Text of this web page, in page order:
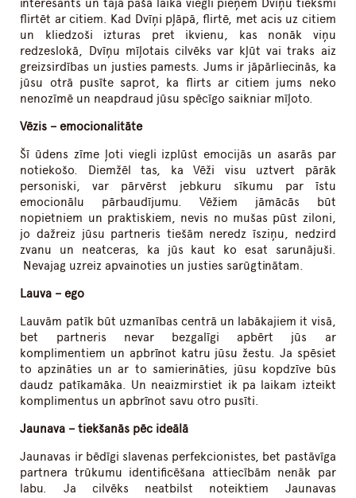
interesants un tajā pašā laikā viegli pieņem Dvīņu tieksmi
flirtēt ar citiem. Kad Dvīņi pļāpā, flirtē, met acis uz citiem
un kliedzoši izturas pret ikvienu, kas nonāk viņu
redzeslokā, Dvīņu mīļotais cilvēks var kļūt vai traks aiz
greizsirdības un justies pamests. Jums ir jāpārliecinās, ka
jūsu otrā pusīte saprot, ka flirts ar citiem jums neko
nenozīmē un neapdraud jūsu spēcīgo saikniar mīļoto.
Vēzis – emocionalitāte
Šī ūdens zīme ļoti viegli izplūst emocijās un asarās par
notiekošo. Diemžēl tas, ka Vēži visu uztvert pārāk
personiski, var pārvērst jebkuru sīkumu par īstu
emocionālu pārbaudījumu. Vēžiem jāmācās būt
nopietniem un praktiskiem, nevis no mušas pūst ziloni,
jo dažreiz jūsu partneris tiešām neredz īsziņu, nedzird
zvanu un neatceras, ka jūs kaut ko esat sarunājuši.
Nevajag uzreiz apvainoties un justies sarūgtinātam.
Lauva – ego
Lauvām patīk būt uzmanības centrā un labākajiem it visā,
bet partneris nevar bezgalīgi apbērt jūs ar
komplimentiem un apbrīnot katru jūsu žestu. Ja spēsiet
to apzināties un ar to samierināties, jūsu kopdzīve būs
daudz patīkamāka. Un neaizmirstiet ik pa laikam izteikt
komplimentus un apbrīnot savu otro pusīti.
Jaunava – tiekšanās pēc ideālā
Jaunavas ir bēdīgi slavenas perfekcionistes, bet pastāvīga
partnera trūkumu identificēšana attiecībām nenāk par
labu. Ja cilvēks neatbilst noteiktiem Jaunavas